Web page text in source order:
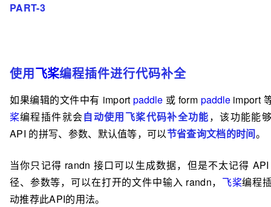
PART-3
使用飞桨编程插件进行代码补全
如果编辑的文件中有 importpaddle 或 form paddleimport
桨编程插件就会自动使用飞桨代码补全功能，该功能能
API 的拼写、参数、默认值等，可以节省查询文档的时间。
当你只记得 randn 接口可以生成数据，但是不太记得
径、参数等，可以在打开的文件中输入 randn， 飞桨编程
动推荐此API的用法。